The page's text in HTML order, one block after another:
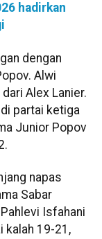
hadirkan
dengan
Alwi
Alex Lanier.
partai ketiga
Junior Popov
napas
Sabar
Isfahani
kalah 19-21,